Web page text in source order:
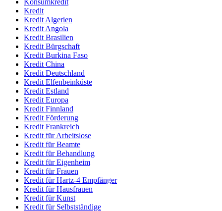
Konsumkredit
Kredit
Kredit Algerien
Kredit Angola
Kredit Brasilien
Kredit Bürgschaft
Kredit Burkina Faso
Kredit China
Kredit Deutschland
Kredit Elfenbeinküste
Kredit Estland
Kredit Europa
Kredit Finnland
Kredit Förderung
Kredit Frankreich
Kredit für Arbeitslose
Kredit für Beamte
Kredit für Behandlung
Kredit für Eigenheim
Kredit für Frauen
Kredit für Hartz-4 Empfänger
Kredit für Hausfrauen
Kredit für Kunst
Kredit für Selbstständige